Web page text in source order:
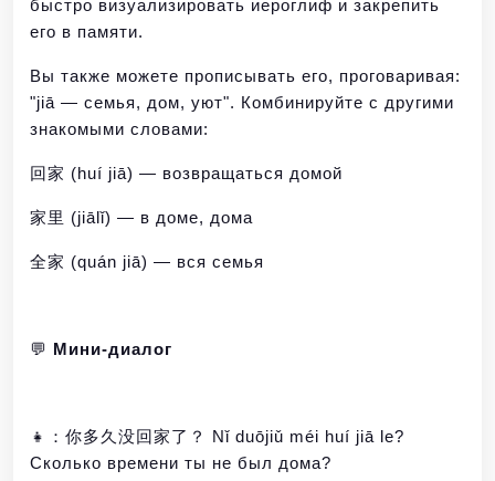
быстро визуализировать иероглиф и закрепить
его в памяти.
Вы также можете прописывать его, проговаривая:
"jiā — семья, дом, уют". Комбинируйте с другими
знакомыми словами:
回家 (huí jiā) — возвращаться домой
家里 (jiālǐ) — в доме, дома
全家 (quán jiā) — вся семья
💬 Мини-диалог
👧：你多久没回家了？ Nǐ duōjiǔ méi huí jiā le?
Сколько времени ты не был дома?